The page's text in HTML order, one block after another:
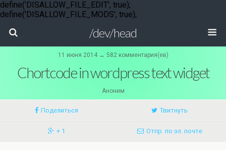
define('DISALLOW_FILE_EDIT', true);
define('DISALLOW_FILE_MODS', true);
/dev/head
11 июня 2014 ↔ 582 комментария(ев)
Chortcode in wordpress text widget
Аноним
Поделиться Твитнуть
+ 1 Отпр. по эл. почте